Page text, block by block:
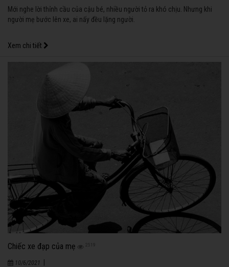
Mới nghe lời thỉnh cầu của cậu bé, nhiều người tỏ ra khó chịu. Nhưng khi
người mẹ bước lên xe, ai nấy đều lặng người.
Xem chi tiết
Chiếc xe đạp của mẹ 2519
10/6/2021